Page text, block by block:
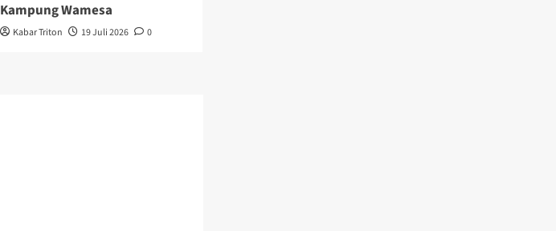
Kampung Wamesa
Kabar Triton 19 Juli 2026 0